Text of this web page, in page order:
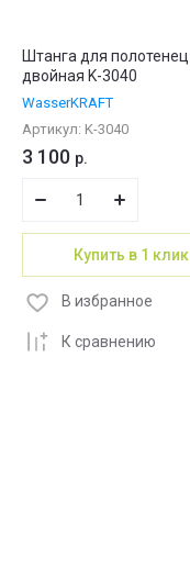
Штанга для полотенец
двойная K-3040
WasserKRAFT
Артикул: K-3040
3 100 р.
Купить в 1 клик
К сравнению
В избранное